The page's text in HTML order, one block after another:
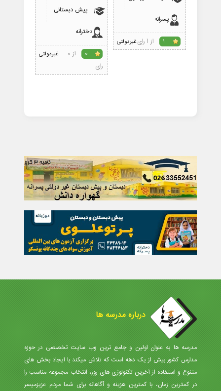
پسرانه
غیردولتی 1 از 1 رای
پیش دبستانی
دخترانه
غیردولتی 0
از 0
رای
درباره مدرسه ها
مدرسه ها به عنوان اولین و جامع ترین وب سایت تخصصی در حوزه
مدارس کشور بیش از یک دهه است که تلاش میکند با ایجاد بخش های
متنوع و استفاده از آخرین تکنولوژی های روز، انتخاب مجموعه مناسب را
در کمترین زمان، با کمترین هزینه و آگاهانه برای شما مردم عزیزمیسر